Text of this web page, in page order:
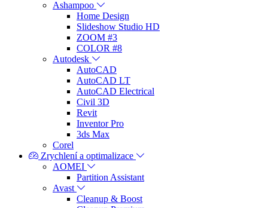
Ashampoo
Home Design
Slideshow Studio HD
ZOOM #3
COLOR #8
Autodesk
AutoCAD
AutoCAD LT
AutoCAD Electrical
Civil 3D
Revit
Inventor Pro
3ds Max
Corel
Zrychlení a optimalizace
AOMEI
Partition Assistant
Avast
Cleanup & Boost